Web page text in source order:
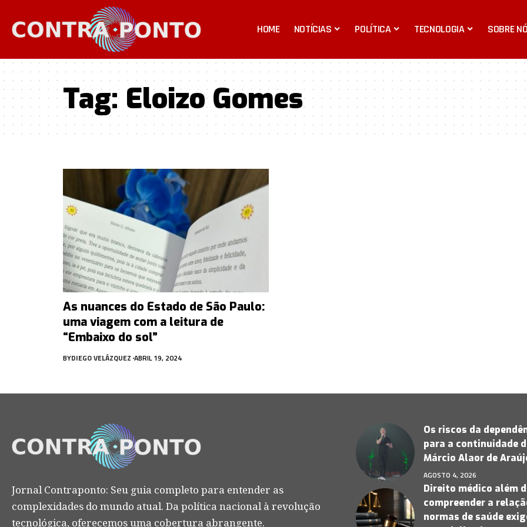
HOME NOTÍCIAS POLÍTICA TECNOLOGIA SOBRE
Tag: Eloizo Gomes
As nuances do Estado de São Paulo:
uma viagem com a leitura de
“Embaixo do sol”
BYDIEGO VELÁZQUEZ ABRIL 19, 2024
Jornal Contraponto: Seu guia completo para entender as
complexidades do mundo atual. Da política nacional à revolução
tecnológica, oferecemos uma cobertura abrangente.
Os riscos da
para a continuidade
Márcio Alaor de
AGOSTO 4, 2026
Direito médico além
compreender a
normas de saúde